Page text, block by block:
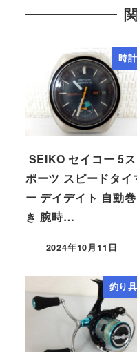
時計
SEIKO セイコー 5ス
ポーツ スピードタイ
ー デイデイト 自動巻
き 腕時…
2024年10月11日
釣り具